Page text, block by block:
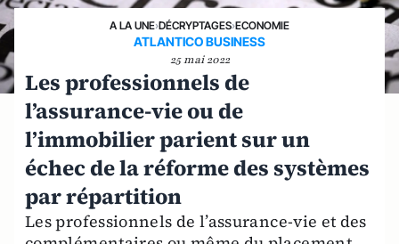
A LA UNE›DÉCRYPTAGES›ECONOMIE
ATLANTICO BUSINESS
25 mai 2022
Les professionnels de
l’assurance-vie ou de
l’immobilier parient sur un
échec de la réforme des systèmes
par répartition
Les professionnels de l’assurance-vie et des